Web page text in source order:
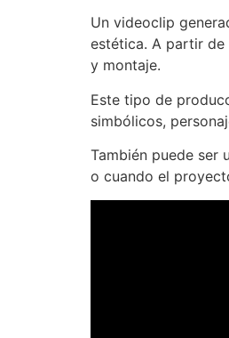
Un videoclip
estética. A partir de
y montaje.
Este tipo de
simbólicos,
También puede ser
o cuando el